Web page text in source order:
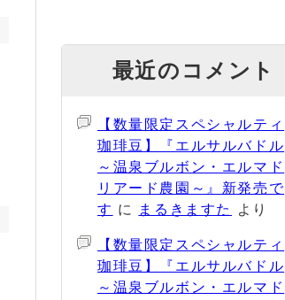
最近のコメント
【数量限定スペシャルティ
珈琲豆】『エルサルバドル
～温泉ブルボン・エルマド
リアード農園～』新発売で
す に まるきますた より
【数量限定スペシャルティ
珈琲豆】『エルサルバドル
～温泉ブルボン・エルマド